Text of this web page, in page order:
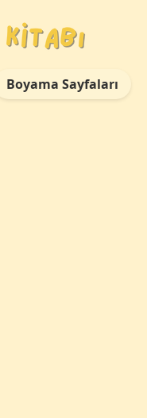
Boyama Sayfaları